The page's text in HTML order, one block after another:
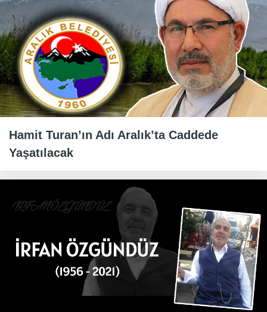
Hamit Turan’ın Adı Aralık’ta Caddede
Yaşatılacak